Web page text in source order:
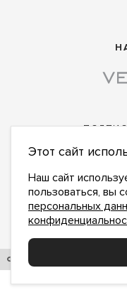
принимаю
© 2017–2026. СИБКОНТЕКСОПТ
Этот сайт
Наш сайт
пользоваться, вы
персональных